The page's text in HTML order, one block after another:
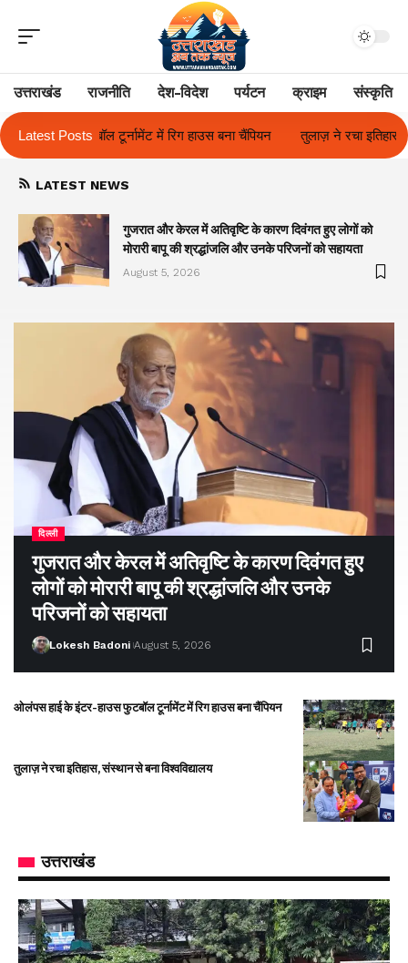
उत्तराखंड राजनीति देश-विदेश पर्यटन क्राइम संस्कृति
Latest Posts
चैंपियन तुलाज़ ने रचा इतिहास, संस्थान से बना विश्वविद्यालय फिल्म
LATEST NEWS
गुजरात और केरल में अतिवृष्टि के कारण दिवंगत हुए लोगों को
मोरारी बापू की श्रद्धांजलि और उनके परिजनों को सहायता
August 5, 2026
दिल्ली
गुजरात और केरल में अतिवृष्टि के कारण दिवंगत हुए
लोगों को मोरारी बापू की श्रद्धांजलि और उनके
परिजनों को सहायता
Lokesh Badoni August 5, 2026
ओलंपस हाई के इंटर-हाउस फुटबॉल टूर्नामेंट में रिग हाउस बना चैंपियन
तुलाज़ ने रचा इतिहास, संस्थान से बना विश्वविद्यालय
उत्तराखंड